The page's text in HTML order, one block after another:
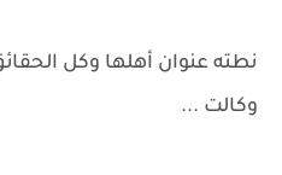
نطته عنوان أهلها وكل
وكالت ...